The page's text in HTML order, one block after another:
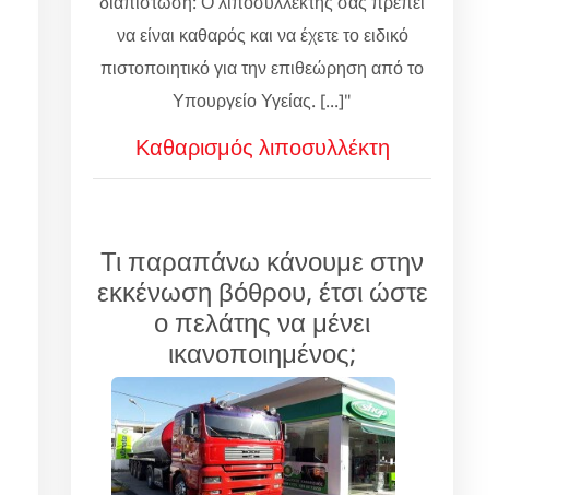
να είναι καθαρός και να έχετε το ειδικό
πιστοποιητικό για την επιθεώρηση από το
Υπουργείο Υγείας. [...]"
Καθαρισμός λιποσυλλέκτη
Τι παραπάνω κάνουμε στην
εκκένωση βόθρου, έτσι ώστε
ο πελάτης να μένει
ικανοποιημένος;